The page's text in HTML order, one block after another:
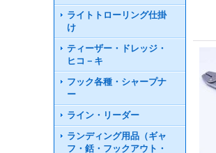
ライトトローリング仕掛
け
ティーザー・ドレッジ・
ヒコ－キ
フック各種・シャープナ
ー
ライン・リーダー
ランディング用品（ギャ
フ・銛・フックアウト・